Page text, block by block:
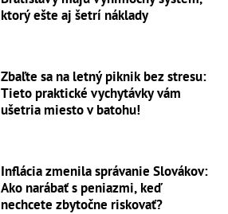
ktorý ešte aj šetrí náklady
Zbaľte sa na letný piknik bez stresu:
Tieto praktické vychytávky vám
ušetria miesto v batohu!
Inflácia zmenila správanie Slovákov:
Ako narábať s peniazmi, keď
nechcete zbytočne riskovať?